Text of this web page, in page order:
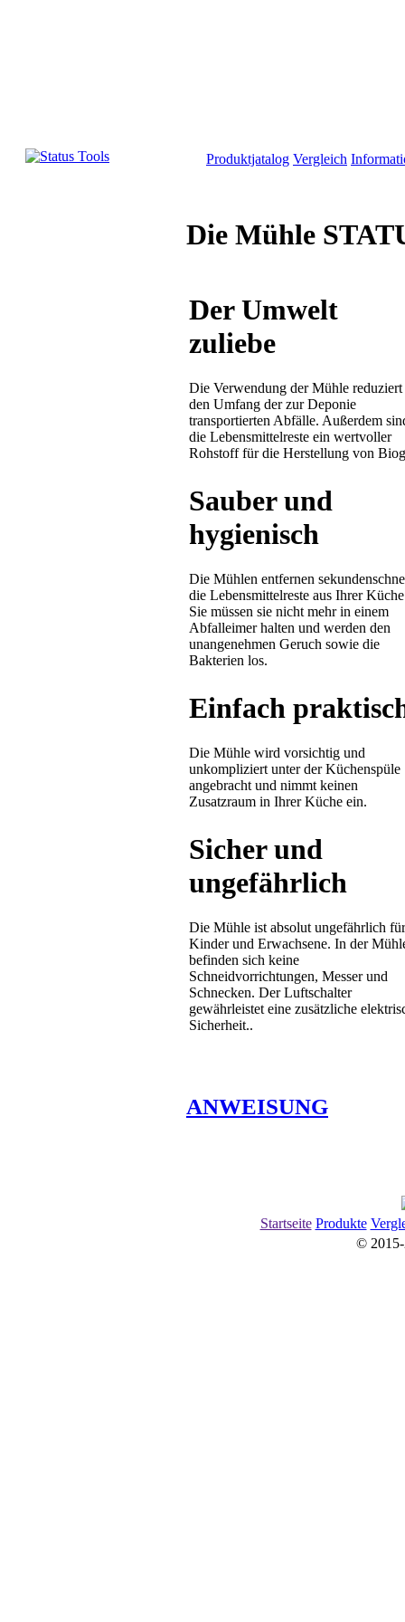
Produktjatalog Vergleich
Die Mühle
Der Umwelt
zuliebe
Die Verwendung der Mühle reduziert
den Umfang der zur Deponie
transportierten Abfälle. Außerdem
die Lebensmittelreste ein wertvoller
Rohstoff für die Herstellung von
Sauber und
hygienisch
Die Mühlen entfernen
die Lebensmittelreste aus Ihrer
Sie müssen sie nicht mehr in einem
Abfalleimer halten und werden den
unangenehmen Geruch sowie die
Bakterien los.
Einfach
Die Mühle wird vorsichtig und
unkompliziert unter der Küchenspüle
angebracht und nimmt keinen
Zusatzraum in Ihrer Küche ein.
Sicher und
ungefährlich
Die Mühle ist absolut ungefährlich für
Kinder und Erwachsene. In der
befinden sich keine
Schneidvorrichtungen, Messer und
Schnecken. Der Luftschalter
gewährleistet eine zusätzliche
Sicherheit..
ANWEISUNG
Startseite Produkte
© 2015-